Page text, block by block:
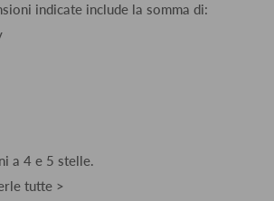
indicate include la somma di:
a 4 e 5 stelle.
tutte >